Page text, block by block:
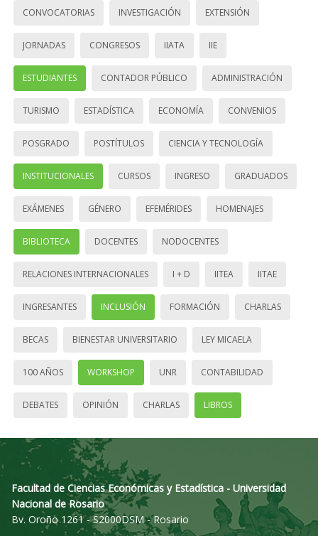
CONVOCATORIAS INVESTIGACIÓN EXTENSIÓN
JORNADAS CONGRESOS IIATA IIE
ESTUDIANTES CONTADOR PÚBLICO ADMINISTRACIÓN
TURISMO ESTADÍSTICA ECONOMÍA CONVENIOS
POSGRADO POSTÍTULOS CIENCIA Y TECNOLOGÍA
INSTITUCIONALES CURSOS INGRESO GRADUADOS
EXÁMENES GÉNERO EFEMÉRIDES HOMENAJES
BIBLIOTECA DOCENTES NODOCENTES
RELACIONES INTERNACIONALES I + D IITEA IITAE
INGRESANTES INCLUSIÓN FORMACIÓN CHARLAS
BECAS BIENESTAR UNIVERSITARIO LEY MICAELA
100 AÑOS WORKSHOP UNR CONTABILIDAD
DEBATES OPINIÓN CHARLAS LIBROS
Facultad de Ciencias Económicas y Estadística - Universidad
Nacional de Rosario
Bv. Oroño 1261 - S2000DSM - Rosario